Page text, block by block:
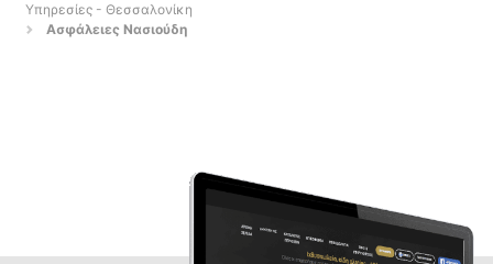
Υπηρεσίες - Θεσσαλονίκη
Ασφάλειες Νασιούδη